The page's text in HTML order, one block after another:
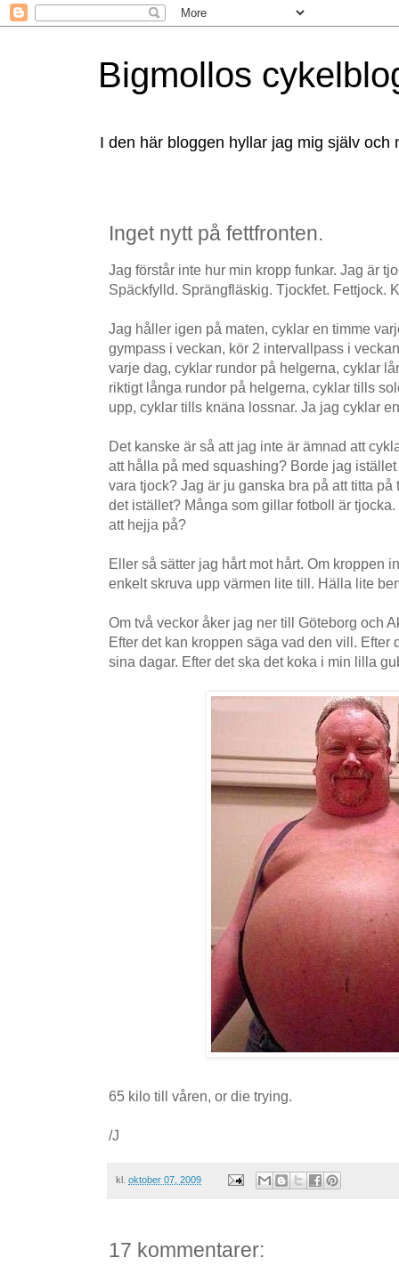
Bigmollos
I den här bloggen hyllar jag mig själv
Inget nytt på fettfronten.
Jag förstår inte hur min kropp funkar. Jag är
Späckfylld. Sprängfläskig. Tjockfet. Fettjock.
Jag håller igen på maten, cyklar en timme
gympass i veckan, kör 2 intervallpass i
varje dag, cyklar rundor på helgerna, cyklar
riktigt långa rundor på helgerna, cyklar tills
upp, cyklar tills knäna lossnar. Ja jag cyklar
Det kanske är så att jag inte är ämnad att
att hålla på med squashing? Borde jag
vara tjock? Jag är ju ganska bra på att titta
det istället? Många som gillar fotboll är
att hejja på?
Eller så sätter jag hårt mot hårt. Om kroppen
enkelt skruva upp värmen lite till. Hälla lite
Om två veckor åker jag ner till Göteborg och
Efter det kan kroppen säga vad den vill. Efter
sina dagar. Efter det ska det koka i min lilla
65 kilo till våren, or die trying.
/J
kl. oktober 07, 2009
17 kommentarer: